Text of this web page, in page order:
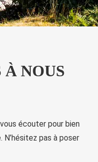
NOUS
écouter pour bien
pas à poser